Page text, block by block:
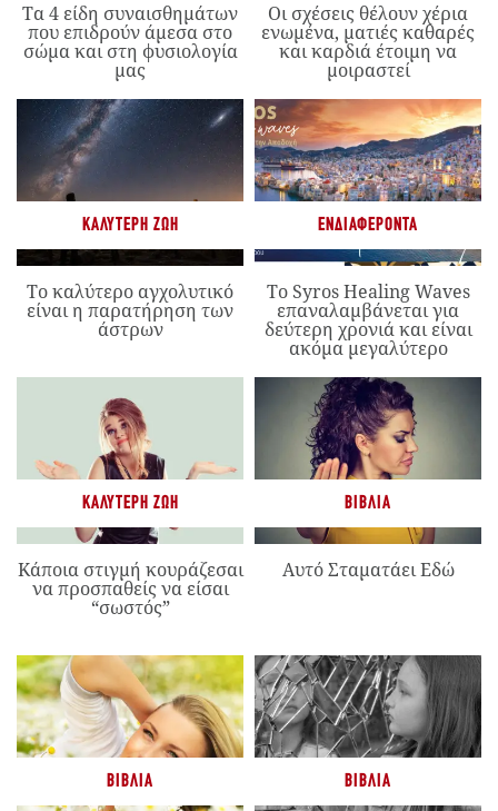
Τα 4 είδη συναισθημάτων
που επιδρούν άμεσα στο
σώμα και στη φυσιολογία
μας
Οι σχέσεις θέλουν χέρια
ενωμένα, ματιές καθαρές
και καρδιά έτοιμη να
μοιραστεί
ΚΑΛΎΤΕΡΗ ΖΩΉ
Το καλύτερο αγχολυτικό
είναι η παρατήρηση των
άστρων
ΕΝΔΙΑΦΈΡΟΝΤΑ
Το Syros Healing Waves
επαναλαμβάνεται για
δεύτερη χρονιά και είναι
ακόμα μεγαλύτερο
ΚΑΛΎΤΕΡΗ ΖΩΉ
Κάποια στιγμή κουράζεσαι
να προσπαθείς να είσαι
“σωστός”
ΒΙΒΛΊΑ
Αυτό Σταματάει Εδώ
ΒΙΒΛΊΑ ΒΙΒΛΊΑ